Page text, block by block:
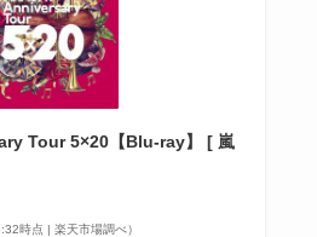
Tour 5×20【Blu-ray】 [ 嵐
時点 | 楽天市場調べ）